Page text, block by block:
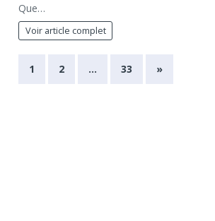
Que…
Voir article complet
1 2 … 33 »